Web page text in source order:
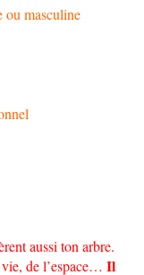
ou masculine
aussi ton arbre.
de l’espace… Il